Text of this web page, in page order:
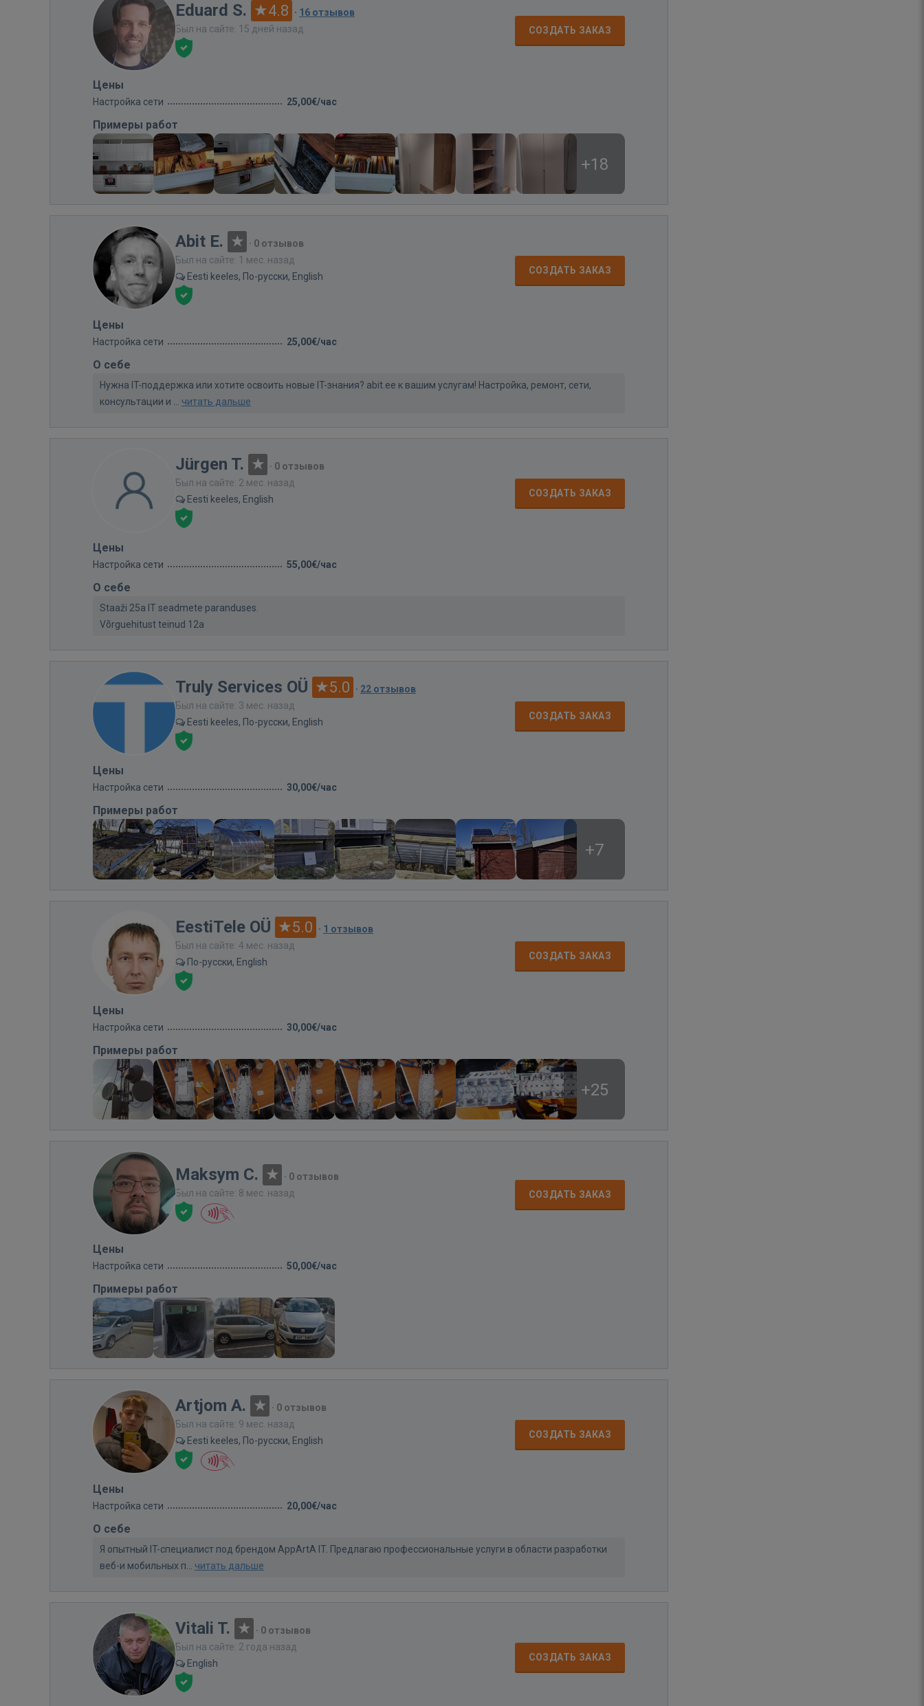
Eduard S. 4.8 · 16 отзывов
Был на сайте: 15 дней назад
СОЗДАТЬ ЗАКАЗ
Цены
Настройка сети 25,00€/час
Примеры работ
+18
Abit E. · 0 отзывов
Был на сайте: 1 мес. назад
Eesti keeles, По-русски, English
СОЗДАТЬ ЗАКАЗ
Цены
Настройка сети 25,00€/час
О себе
Нужна IT-поддержка или хотите освоить новые IT-знания? abit.ee к вашим услугам! Настройка, ремонт, сети,
консультации и ... читать дальше
Jürgen T. · 0 отзывов
Был на сайте: 2 мес. назад
Eesti keeles, English
СОЗДАТЬ ЗАКАЗ
Цены
Настройка сети 55,00€/час
О себе
Staaži 25a IT seadmete paranduses.
Võrguehitust teinud 12a
Truly Services OÜ 5.0 · 22 отзывов
Был на сайте: 3 мес. назад
Eesti keeles, По-русски, English
СОЗДАТЬ ЗАКАЗ
Цены
Настройка сети 30,00€/час
Примеры работ
+7
EestiTele OÜ 5.0 · 1 отзывов
Был на сайте: 4 мес. назад
По-русски, English
СОЗДАТЬ ЗАКАЗ
Цены
Настройка сети 30,00€/час
Примеры работ
+25
Maksym C. · 0 отзывов
Был на сайте: 8 мес. назад
СОЗДАТЬ ЗАКАЗ
Цены
Настройка сети 50,00€/час
Примеры работ
Artjom A. · 0 отзывов
Был на сайте: 9 мес. назад
Eesti keeles, По-русски, English
СОЗДАТЬ ЗАКАЗ
Цены
Настройка сети 20,00€/час
О себе
Я опытный IT-специалист под брендом AppArtA IT. Предлагаю профессиональные услуги в области разработки
веб-и мобильных п... читать дальше
Vitali T. · 0 отзывов
Был на сайте: 2 года назад
English
СОЗДАТЬ ЗАКАЗ